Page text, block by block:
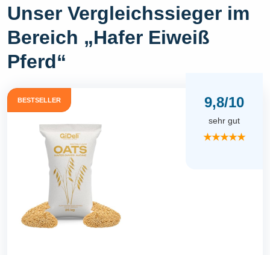
Unser Vergleichssieger im
Bereich „Hafer Eiweiß
Pferd“
BESTSELLER 9,8/10
sehr gut
★★★★★